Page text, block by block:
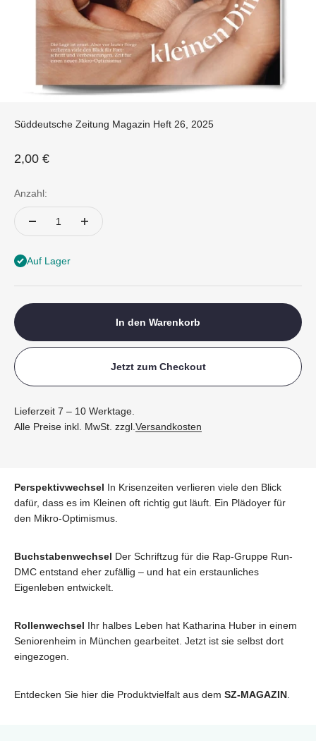
Süddeutsche Zeitung Magazin Heft 26, 2025
Angebot
2,00 €
Anzahl:
Auf Lager
In den Warenkorb
Jetzt zum Checkout
Lieferzeit 7 – 10 Werktage.
Alle Preise inkl. MwSt. zzgl.Versandkosten
Perspektivwechsel In Krisenzeiten verlieren viele den Blick
dafür, dass es im Kleinen oft richtig gut läuft. Ein Plädoyer für
den Mikro-Optimismus.
Buchstabenwechsel Der Schriftzug für die Rap-Gruppe Run-
DMC entstand eher zufällig – und hat ein erstaunliches
Eigenleben entwickelt.
Rollenwechsel Ihr halbes Leben hat Katharina Huber in einem
Seniorenheim in München gearbeitet. Jetzt ist sie selbst dort
eingezogen.
Entdecken Sie hier die Produktvielfalt aus dem SZ-MAGAZIN.